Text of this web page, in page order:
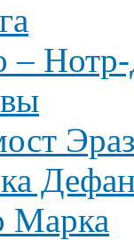
–
Марка